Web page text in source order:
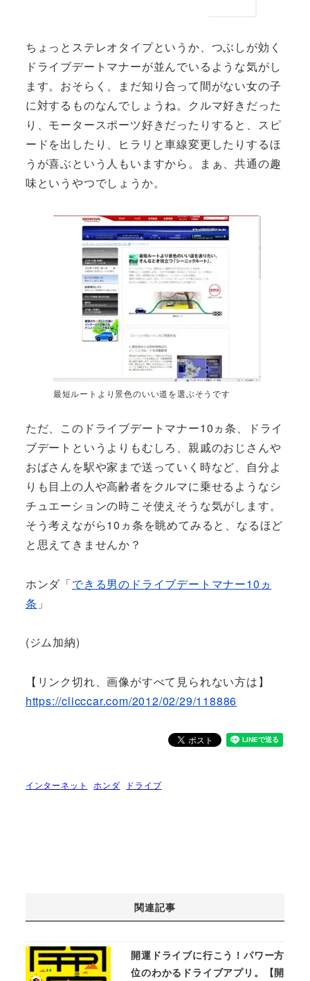
ちょっとステレオタイプというか、つぶしが効く
ドライブデートマナーが並んでいるような気がし
ます。おそらく、まだ知り合って間がない女の子
に対するものなんでしょうね。クルマ好きだった
り、モータースポーツ好きだったりすると、スピ
ードを出したり、ヒラリと車線変更したりするほ
うが喜ぶという人もいますから。まぁ、共通の趣
味というやつでしょうか。
最短ルートより景色のいい道を選ぶそうです
ただ、このドライブデートマナー10ヵ条、ドライ
ブデートというよりもむしろ、親戚のおじさんや
おばさんを駅や家まで送っていく時など、自分よ
りも目上の人や高齢者をクルマに乗せるようなシ
チュエーションの時こそ使えそうな気がします。
そう考えながら10ヵ条を眺めてみると、なるほど
と思えてきませんか？
ホンダ「できる男のドライブデートマナー10ヵ
条 」
(ジム加納)
【リンク切れ、画像がすべて見られない方は】
https://clicccar.com/2012/02/29/118886
インターネット ホンダ ドライブ
関連記事
開運ドライブに行こう！パワー方
位のわかるドライブアプリ。【開